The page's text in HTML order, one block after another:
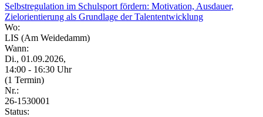
Selbstregulation im Schulsport fördern: Motivation, Ausdauer,
Zielorientierung als Grundlage der Talententwicklung
Wo:
LIS (Am Weidedamm)
Wann:
Di., 01.09.2026,
14:00 - 16:30 Uhr
(1 Termin)
Nr.:
26-1530001
Status: